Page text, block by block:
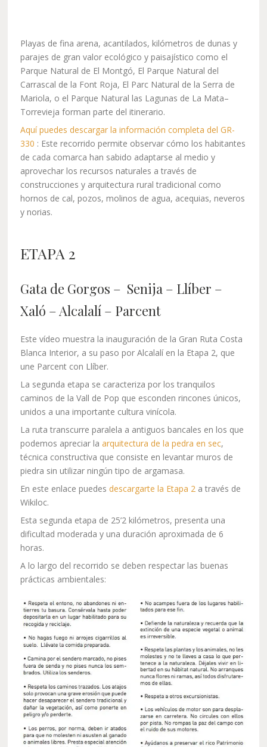
Playas de fina arena, acantilados, kilómetros de dunas y
parajes de gran valor ecológico y paisajístico como el
Parque Natural de El Montgó, El Parque Natural del
Carrascal de la Font Roja, El Parc Natural de la Serra de
Mariola, o el Parque Natural las Lagunas de La Mata–
Torrevieja forman parte del itinerario.
Aquí puedes descargar la información completa del GR-
330 : Este recorrido permite observar cómo los habitantes
de cada comarca han sabido adaptarse al medio y
aprovechar los recursos naturales a través de
construcciones y arquitectura rural tradicional como
hornos de cal, pozos, molinos de agua, acequias, neveros
y norias.
ETAPA 2
Gata de Gorgos – Senija – Llíber –
Xaló – Alcalalí – Parcent
Este vídeo muestra la inauguración de la Gran Ruta Costa
Blanca Interior, a su paso por Alcalalí en la Etapa 2, que
une Parcent con Llíber.
La segunda etapa se caracteriza por los tranquilos
caminos de la Vall de Pop que esconden rincones únicos,
unidos a una importante cultura vinícola.
La ruta transcurre paralela a antiguos bancales en los que
podemos apreciar laarquitectura de la pedra en sec,
técnica constructiva que consiste en levantar muros de
piedra sin utilizar ningún tipo de argamasa.
En este enlace puedesdescargarte la Etapa 2 a través de
Wikiloc.
Esta segunda etapa de 25’2 kilómetros, presenta una
dificultad moderada y una duración aproximada de 6
horas.
A lo largo del recorrido se deben respectar las buenas
prácticas ambientales: